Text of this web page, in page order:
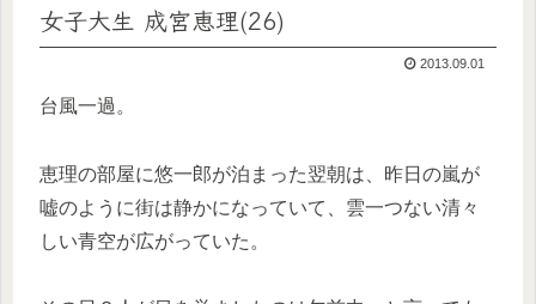
女子大生 成宮恵理(26)
2013.09.01
台風一過。
恵理の部屋に悠一郎が泊まった翌朝は、昨日の嵐が
嘘のように街は静かになっていて、雲一つない清々
しい青空が広がっていた。